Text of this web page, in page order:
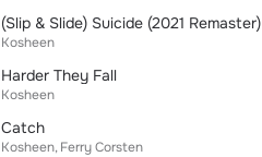
(Slip & Slide) Suicide (2021 Remaster)
Kosheen
Harder They Fall
Kosheen
Catch
Kosheen Ferry Corsten